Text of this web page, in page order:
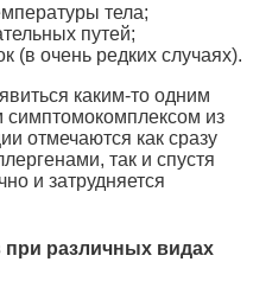
тела;
путей;
(в очень редких случаях).
каким-то одним
из
отмечаются как сразу
так и спустя
и затрудняется
различных видах